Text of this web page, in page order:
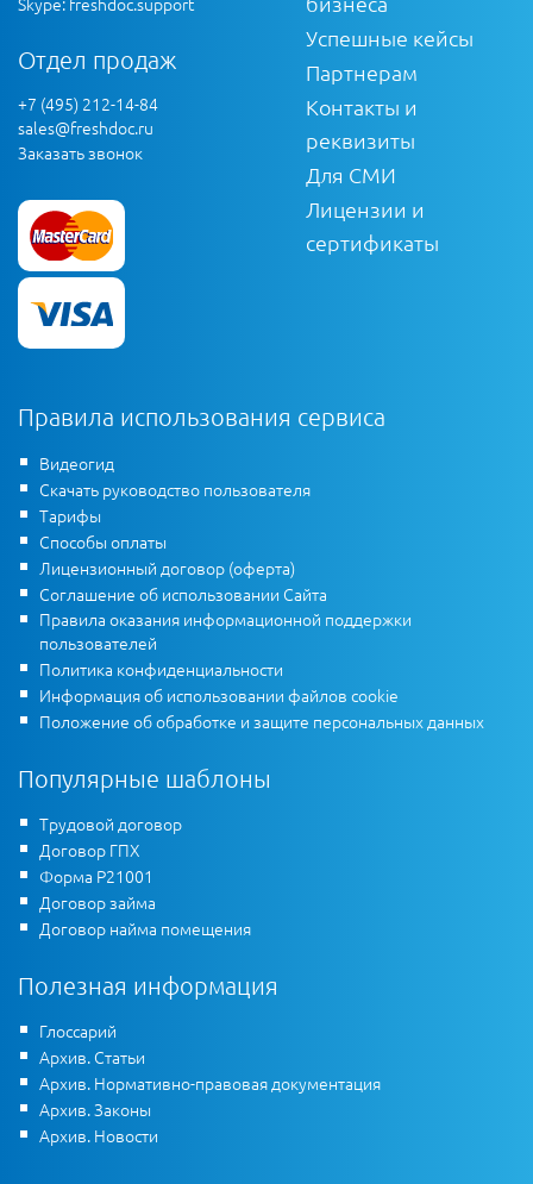
Отдел продаж
+7 (495) 212-14-84
sales@freshdoc.ru
Заказать звонок
Успешные кейсы
Партнерам
Контакты и
реквизиты
Для СМИ
Лицензии и
сертификаты
Правила использования сервиса
Видеогид
Скачать руководство пользователя
Тарифы
Способы оплаты
Лицензионный договор (оферта)
Соглашение об использовании Сайта
Правила оказания информационной поддержки
пользователей
Политика конфиденциальности
Информация об использовании файлов cookie
Положение об обработке и защите персональных данных
Популярные шаблоны
Трудовой договор
Договор ГПХ
Форма Р21001
Договор займа
Договор найма помещения
Полезная информация
Глоссарий
Архив. Статьи
Архив. Нормативно-правовая документация
Архив. Законы
Архив. Новости